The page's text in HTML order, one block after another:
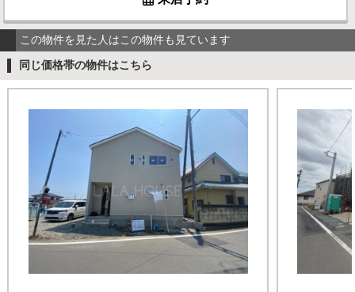
この物件を見た人はこの物件も見ています
同じ価格帯の物件はこちら